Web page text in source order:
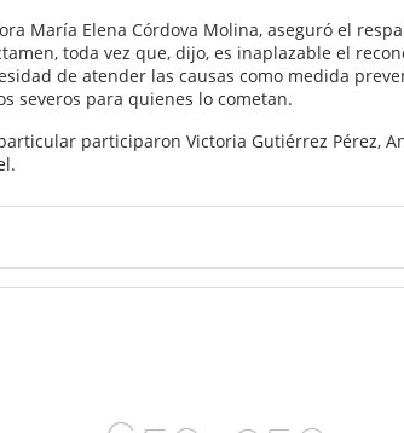
María Elena Córdova Molina, aseguró el
toda vez que, dijo, es inaplazable el
de atender las causas como medida
severos para quienes lo cometan.
participaron Victoria Gutiérrez Pérez,